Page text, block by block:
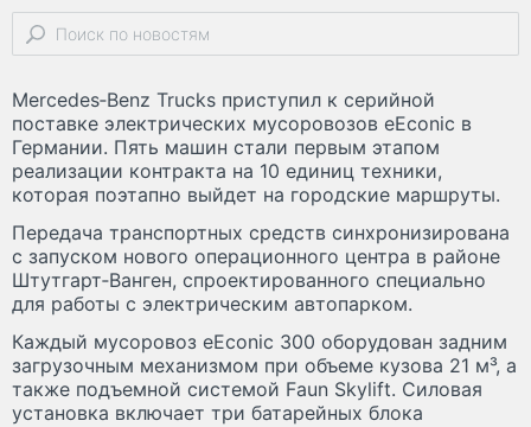
Mercedes‑Benz Trucks приступил к серийной
поставке электрических мусоровозов eEconic в
Германии. Пять машин стали первым этапом
реализации контракта на 10 единиц техники,
которая поэтапно выйдет на городские маршруты.
Передача транспортных средств синхронизирована
с запуском нового операционного центра в районе
Штутгарт‑Ванген, спроектированного специально
для работы с электрическим автопарком.
Каждый мусоровоз eEconic 300 оборудован задним
загрузочным механизмом при объеме кузова 21 м³, а
также подъемной системой Faun Skylift. Силовая
установка включает три батарейных блока